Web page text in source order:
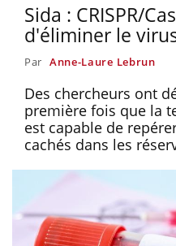
Sida : CRISPR/
d'éliminer le
Par Anne-Laure Lebrun
Des chercheurs ont
première fois que la
est capable de
cachés dans les